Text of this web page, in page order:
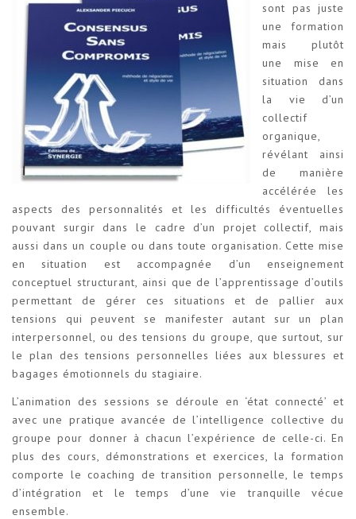
sont pas juste
une formation
mais plutôt
une mise en
situation dans
la vie d’un
collectif
organique,
révélant ainsi
de manière
accélérée les
aspects des personnalités et les difficultés éventuelles
pouvant surgir dans le cadre d’un projet collectif, mais
aussi dans un couple ou dans toute organisation. Cette mise
en situation est accompagnée d’un enseignement
conceptuel structurant, ainsi que de l’apprentissage d’outils
permettant de gérer ces situations et de pallier aux
tensions qui peuvent se manifester autant sur un plan
interpersonnel, ou des tensions du groupe, que surtout, sur
le plan des tensions personnelles liées aux blessures et
bagages émotionnels du stagiaire.
L’animation des sessions se déroule en ‘état connecté’ et
avec une pratique avancée de l’intelligence collective du
groupe pour donner à chacun l’expérience de celle-ci. En
plus des cours, démonstrations et exercices, la formation
comporte le coaching de transition personnelle, le temps
d’intégration et le temps d’une vie tranquille vécue
ensemble.